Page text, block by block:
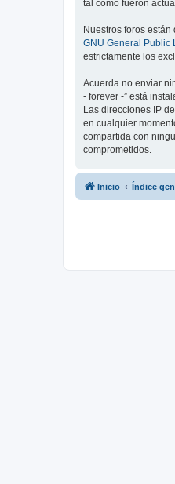
tal como fueron
Nuestros foros están
GNU General Public
estrictamente los
Acuerda no enviar
- forever -” está
Las direcciones IP
en cualquier
compartida con
comprometidos.
Inicio Índice